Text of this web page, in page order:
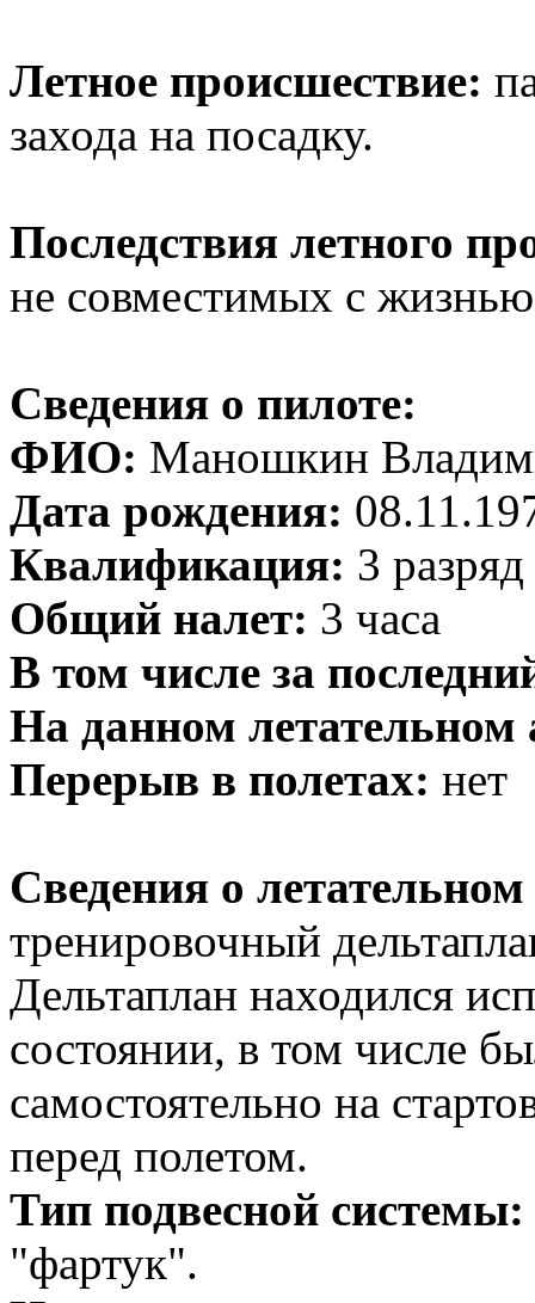
Летное происшествие:
захода на посадку.
Последствия летного
не совместимых с
Сведения о пилоте:
ФИО: Маношкин
Дата рождения:
Квалификация: 3 разряд
Общий налет: 3 часа
В том числе за
На данном летательном
Перерыв в полетах: нет
Сведения о
тренировочный
Дельтаплан находился
состоянии, в том числе
самостоятельно на
перед полетом.
Тип подвесной системы:
"фартук".